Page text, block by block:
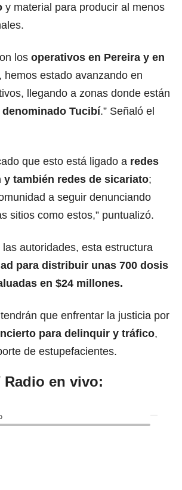
y material para producir al menos
los operativos en Pereira y en
, hemos estado avanzando en
llegando a zonas donde están
Tucibí.” Señaló el
que esto está ligado a redes
también redes de sicariato;
a seguir denunciando
sitios como estos,” puntualizó.
autoridades, esta estructura
para distribuir unas 700 dosis
en $24 millones.
que enfrentar la justicia por
para delinquir y tráfico,
de estupefacientes.
Radio en vivo: